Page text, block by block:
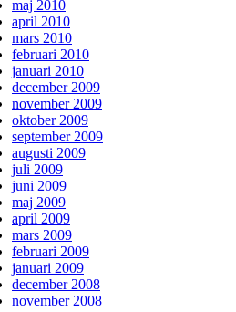
maj 2010
april 2010
mars 2010
februari 2010
januari 2010
december 2009
november 2009
oktober 2009
september 2009
augusti 2009
juli 2009
juni 2009
maj 2009
april 2009
mars 2009
februari 2009
januari 2009
december 2008
november 2008